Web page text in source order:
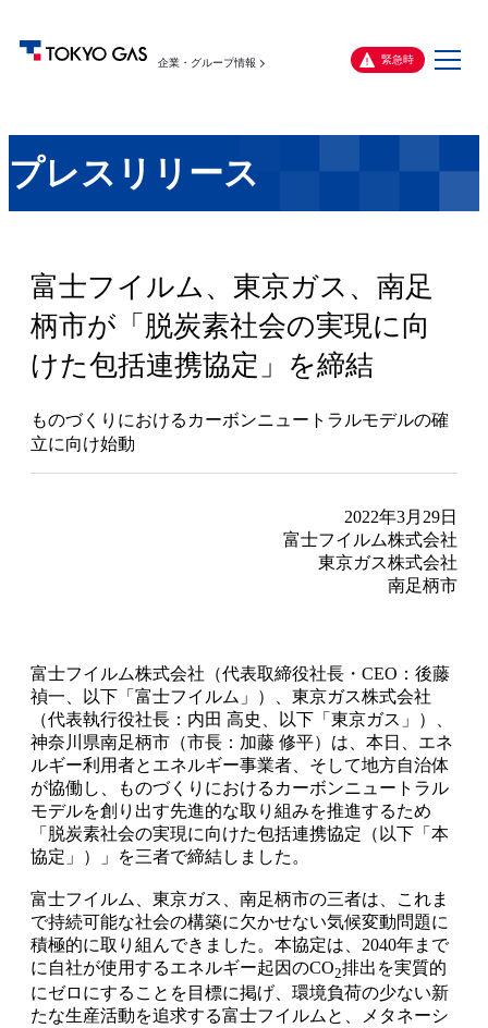
企業・グループ情報 緊急時
メ
プレスリリース
富士フイルム、東京ガス、南足
柄市が「脱炭素社会の実現に向
けた包括連携協定」を締結
ものづくりにおけるカーボンニュートラルモデルの確
立に向け始動
2022年3月29日
富士フイルム株式会社
東京ガス株式会社
南足柄市
富士フイルム株式会社（代表取締役社長・CEO：後藤
禎一、以下「富士フイルム」）、東京ガス株式会社
（代表執行役社長：内田 高史、以下「東京ガス」）、
神奈川県南足柄市（市長：加藤 修平）は、本日、エネ
ルギー利用者とエネルギー事業者、そして地方自治体
が協働し、ものづくりにおけるカーボンニュートラル
モデルを創り出す先進的な取り組みを推進するため
「脱炭素社会の実現に向けた包括連携協定（以下「本
協定」）」を三者で締結しました。
富士フイルム、東京ガス、南足柄市の三者は、これま
で持続可能な社会の構築に欠かせない気候変動問題に
積極的に取り組んできました。本協定は、2040年まで
に自社が使用するエネルギー起因のCO2排出を実質的
にゼロにすることを目標に掲げ、環境負荷の少ない新
たな生産活動を追求する富士フイルムと、メタネーシ